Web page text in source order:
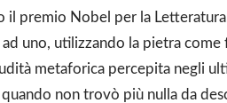
il premio Nobel per la
uno, utilizzando la pietra come
metaforica percepita negli
non trovò più nulla da